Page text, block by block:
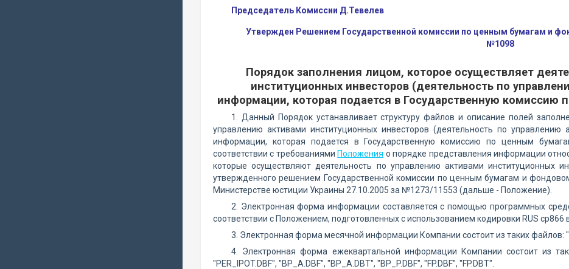
Председатель Комиссии Д.Тевелев
Утвержден Решением Государственной комиссии по ценным бумагам и
№1098
Порядок заполнения лицом, которое осуществляет
институционных инвесторов (деятельность по
информации, которая подается в Государственную
1. Данный Порядок устанавливает структуру файлов и описание полей
управлению активами институционных инвесторов (деятельность по
информации, которая подается в Государственную комиссию по ценным
соответствии с требованиями Положения о порядке представления информации
которые осуществляют деятельность по управлению активами институционных
утвержденного решением Государственной комиссии по ценным бумагам и
Министерстве юстиции Украины 27.10.2005 за №1273/11553 (дальше - Положение).
2. Электронная форма информации составляется с помощью программных
соответствии с Положением, подготовленных с использованием кодировки RUS cp866
3. Электронная форма месячной информации Компании состоит из таких файлов:
4. Электронная форма ежеквартальной информации Компании состоит из
"PER_IPOT.DBF", "BP_A.DBF", "BP_A.DBT", "BP_P.DBF", "FP.DBF", "FP.DBT".